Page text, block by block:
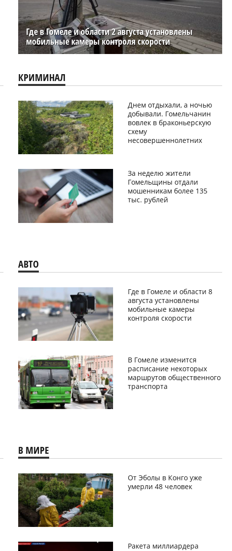
Где в Гомеле и области 2 августа установлены
мобильные камеры контроля скорости
КРИМИНАЛ
Днем отдыхали, а ночью
добывали. Гомельчанин
вовлек в браконьерскую
схему
несовершеннолетних
За неделю жители
Гомельщины отдали
мошенникам более 135
тыс. рублей
АВТО
Где в Гомеле и области 8
августа установлены
мобильные камеры
контроля скорости
В Гомеле изменится
расписание некоторых
маршрутов общественного
транспорта
В МИРЕ
От Эболы в Конго уже
умерли 48 человек
Ракета миллиардера